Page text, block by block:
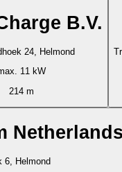
B.V.
24, Helmond
11 kW
214 m
Netherlands
6, Helmond